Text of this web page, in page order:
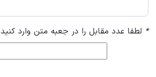
* لطفا عدد مقابل را در جعبه متن وارد کنید